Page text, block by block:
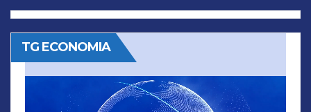
TG ECONOMIA